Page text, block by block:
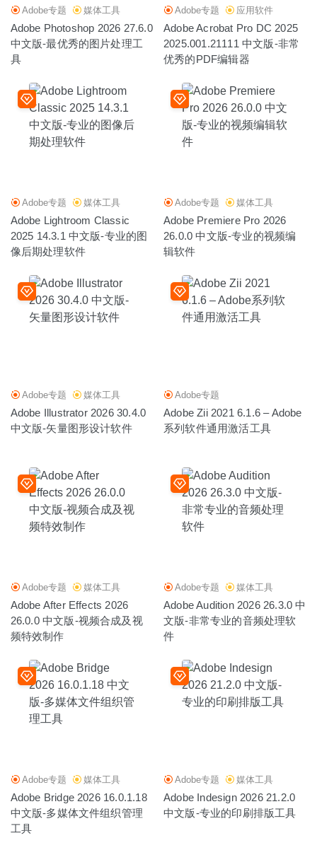
Adobe专题 媒体工具
Adobe Photoshop 2026 27.6.0
中文版-最优秀的图片处理工
具
Adobe专题 应用软件
Adobe Acrobat Pro DC 2025
2025.001.21111 中文版-非常
优秀的PDF编辑器
Adobe专题 媒体工具
Adobe Lightroom Classic
2025 14.3.1 中文版-专业的图
像后期处理软件
Adobe专题 媒体工具
Adobe Premiere Pro 2026
26.0.0 中文版-专业的视频编
辑软件
Adobe专题 媒体工具
Adobe Illustrator 2026 30.4.0
中文版-矢量图形设计软件
Adobe专题
Adobe Zii 2021 6.1.6 – Adobe
系列软件通用激活工具
Adobe专题 媒体工具
Adobe After Effects 2026
26.0.0 中文版-视频合成及视
频特效制作
Adobe专题 媒体工具
Adobe Audition 2026 26.3.0 中
文版-非常专业的音频处理软
件
Adobe专题 媒体工具
Adobe Bridge 2026 16.0.1.18
中文版-多媒体文件组织管理
工具
Adobe专题 媒体工具
Adobe Indesign 2026 21.2.0
中文版-专业的印刷排版工具